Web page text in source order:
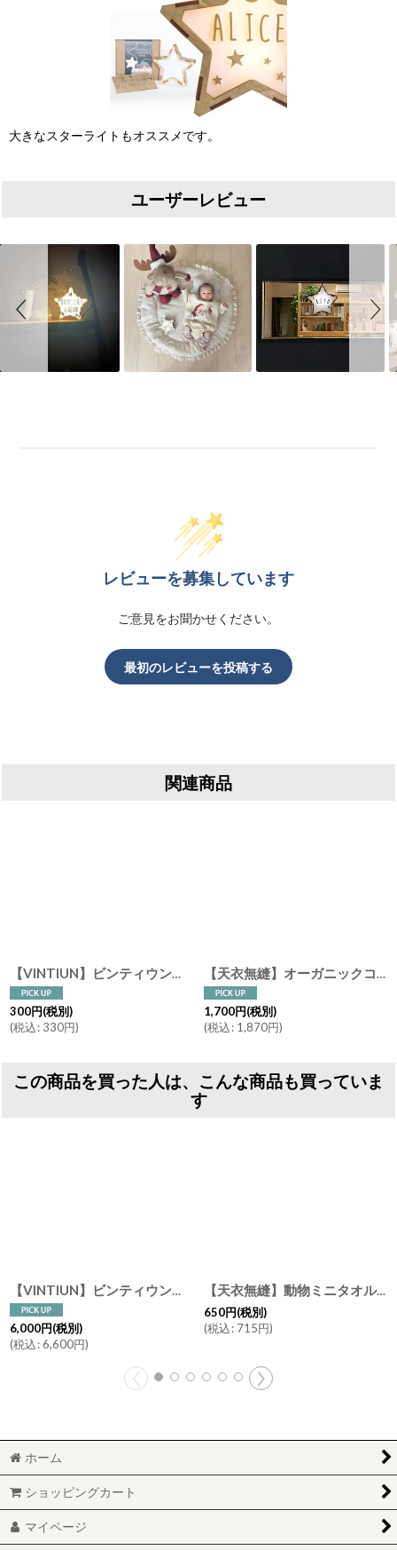
大きなスターライトもオススメです。
ユーザーレビュー
Slideshow
Slide controls
レビューを募集しています
ご意見をお聞かせください。
最初のレビューを投稿する
関連商品
【VINTIUN】ビンティウン スタールームライト ウッドプレート デコレーションパーツ カスタマイズ オリジナル 木製立体シール 貼るだけデコ スペイン製
300円(税別)
(税込: 330円)
【天衣無縫】オーガニックコットン がらがら うさぎ・ぞう/おもちゃ/ギフト/ベビー/日本製
1,700円(税別)
(税込: 1,870円)
この商品を買った人は、こんな商品も買っていま
す
【VINTIUN】ビンティウン 名入れ注文 スターライト 4. LOVE 木製星型ライト スペイン製
6,000円(税別)
(税込:6,600円)
【天衣無縫】動物ミニタオル くま うさぎ ベビー 赤ちゃん リボン ハンカチ 日本製
650円(税別)
(税込: 715円)
ホーム
ショッピングカート
マイページ